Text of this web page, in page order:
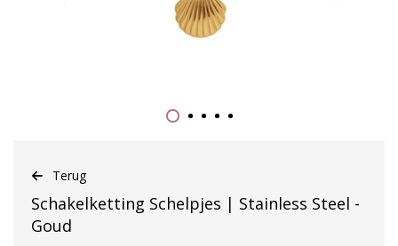
Terug
Schakelketting Schelpjes | Stainless Steel -
Goud